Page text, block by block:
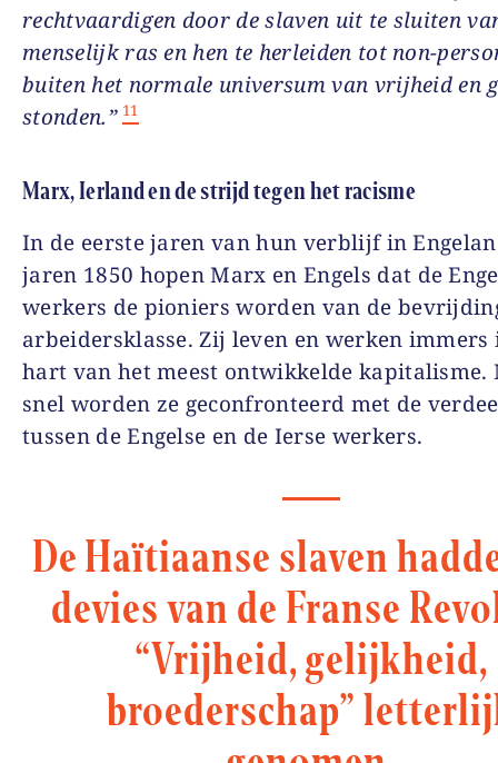
rechtvaardigen door de slaven uit te sluiten
menselijk ras en hen te herleiden tot non-
buiten het normale universum van vrijheid en
stonden.” 11
Marx, Ierland en de strijd tegen het racisme
In de eerste jaren van hun verblijf in
jaren 1850 hopen Marx en Engels dat de
werkers de pioniers worden van de
arbeidersklasse. Zij leven en werken immers
hart van het meest ontwikkelde kapitalisme.
snel worden ze geconfronteerd met de
tussen de Engelse en de Ierse werkers.
De Haïtiaanse slaven
devies van de Franse
“Vrijheid, gelijkheid,
broederschap”